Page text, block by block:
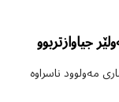
جیاوازتربوو
مەولوود ناسراوە